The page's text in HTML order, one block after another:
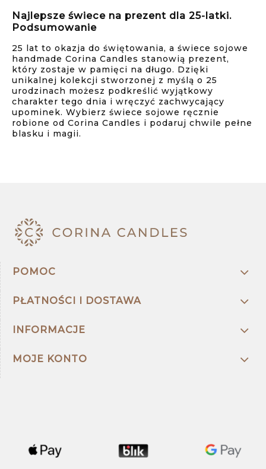
Najlepsze świece na prezent dla 25-latki.
Podsumowanie
25 lat to okazja do świętowania, a świece sojowe
handmade Corina Candles stanowią prezent,
który zostaje w pamięci na długo. Dzięki
unikalnej kolekcji stworzonej z myślą o 25
urodzinach możesz podkreślić wyjątkowy
charakter tego dnia i wręczyć zachwycający
upominek. Wybierz świece sojowe ręcznie
robione od Corina Candles i podaruj chwile pełne
blasku i magii.
POMOC
PŁATNOŚCI I DOSTAWA
INFORMACJE
MOJE KONTO